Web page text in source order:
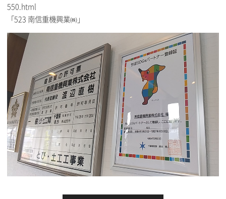
550.html
「523 南信重機興業㈱」